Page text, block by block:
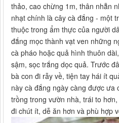
thảo, cao chừng 1m, thân nhẵn
nhạt chính là cây cà đắng - một
thuộc trong ẩm thực của người
đắng mọc thành vạt ven những
cà pháo hoặc quả hình thuôn
sậm, sọc trắng dọc quả. Trước
bà con đi rẫy về, tiện tay hái ít
này cà đắng ngày càng được ưa
trồng trong vườn nhà, trái to
đi chút ít, dễ ăn hơn và phù hợp